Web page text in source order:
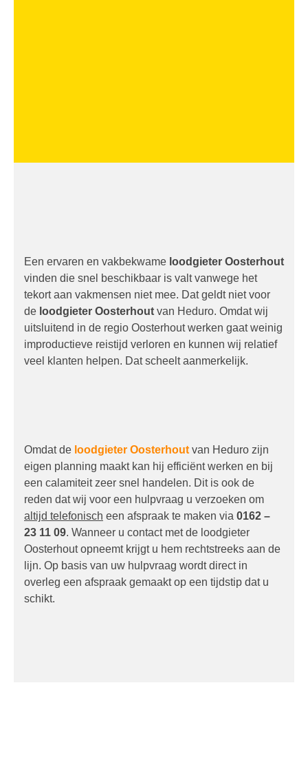
Een ervaren en vakbekwame loodgieter Oosterhout
vinden die snel beschikbaar is valt vanwege het
tekort aan vakmensen niet mee. Dat geldt niet voor
de loodgieter Oosterhout van Heduro. Omdat wij
uitsluitend in de regio Oosterhout werken gaat weinig
improductieve reistijd verloren en kunnen wij relatief
veel klanten helpen. Dat scheelt aanmerkelijk.
Omdat de loodgieter Oosterhout van Heduro zijn
eigen planning maakt kan hij efficiënt werken en bij
een calamiteit zeer snel handelen. Dit is ook de
reden dat wij voor een hulpvraag u verzoeken om
altijd telefonisch een afspraak te maken via 0162 –
23 11 09. Wanneer u contact met de loodgieter
Oosterhout opneemt krijgt u hem rechtstreeks aan de
lijn. Op basis van uw hulpvraag wordt direct in
overleg een afspraak gemaakt op een tijdstip dat u
schikt.